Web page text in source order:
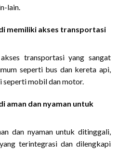
lain.
memiliki akses transportasi
transportasi yang sangat
seperti bus dan kereta api,
seperti mobil dan motor.
aman dan nyaman untuk
dan nyaman untuk ditinggali,
terintegrasi dan dilengkapi